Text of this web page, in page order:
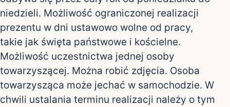
niedzieli. Możliwość ograniczonej realizacji
prezentu w dni ustawowo wolne od pracy,
takie jak święta państwowe i kościelne.
Możliwość uczestnictwa jednej osoby
towarzyszącej. Można robić zdjęcia. Osoba
towarzysząca może jechać w samochodzie. W
chwili ustalania terminu realizacji należy o tym